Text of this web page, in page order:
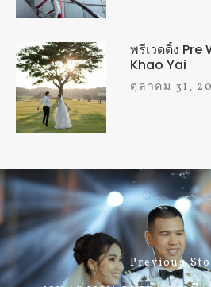
พรีเวดดิ้ง
Khao Yai
ตุลาคม 31,
Previous